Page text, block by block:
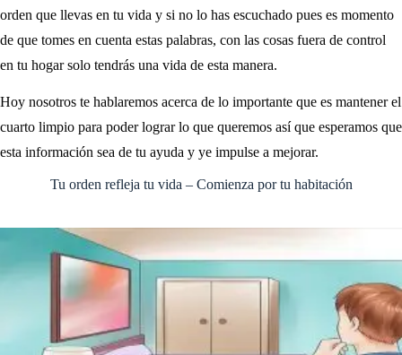
orden que llevas en tu vida y si no lo has escuchado pues es momento
de que tomes en cuenta estas palabras, con las cosas fuera de control
en tu hogar solo tendrás una vida de esta manera.
Hoy nosotros te hablaremos acerca de lo importante que es mantener el
cuarto limpio para poder lograr lo que queremos así que esperamos que
esta información sea de tu ayuda y ye impulse a mejorar.
Tu orden refleja tu vida – Comienza por tu habitación